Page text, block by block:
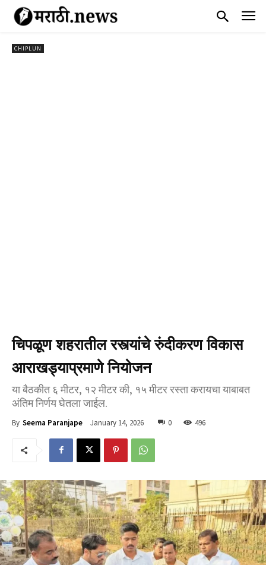
CHIPLUN
चिपळूण शहरातील रस्त्यांचे रुंदीकरण विकास
आराखड्याप्रमाणे नियोजन
या बैठकीत ६ मीटर, १२ मीटर की, १५ मीटर रस्ता करायचा याबाबत
अंतिम निर्णय घेतला जाईल.
By Seema Paranjape January 14, 2026 0 496